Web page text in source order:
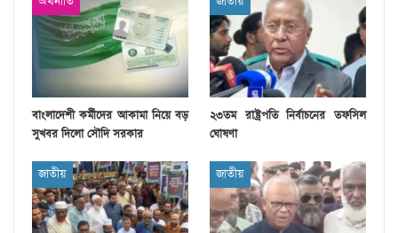
বাংলাদেশী কর্মীদের আকামা নিয়ে বড়
সুখবর দিলো সৌদি সরকার
২৩তম রাষ্ট্রপতি নির্বাচনের তফসিল
ঘোষণা
জাতীয় জাতীয়